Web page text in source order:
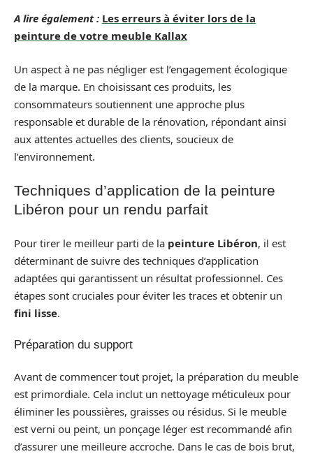
A lire également : Les erreurs à éviter lors de la
peinture de votre meuble Kallax
Un aspect à ne pas négliger est l’engagement écologique
de la marque. En choisissant ces produits, les
consommateurs soutiennent une approche plus
responsable et durable de la rénovation, répondant ainsi
aux attentes actuelles des clients, soucieux de
l’environnement.
Techniques d’application de la peinture
Libéron pour un rendu parfait
Pour tirer le meilleur parti de la peinture Libéron, il est
déterminant de suivre des techniques d’application
adaptées qui garantissent un résultat professionnel. Ces
étapes sont cruciales pour éviter les traces et obtenir un
fini lisse.
Préparation du support
Avant de commencer tout projet, la préparation du meuble
est primordiale. Cela inclut un nettoyage méticuleux pour
éliminer les poussières, graisses ou résidus. Si le meuble
est verni ou peint, un ponçage léger est recommandé afin
d’assurer une meilleure accroche. Dans le cas de bois brut,